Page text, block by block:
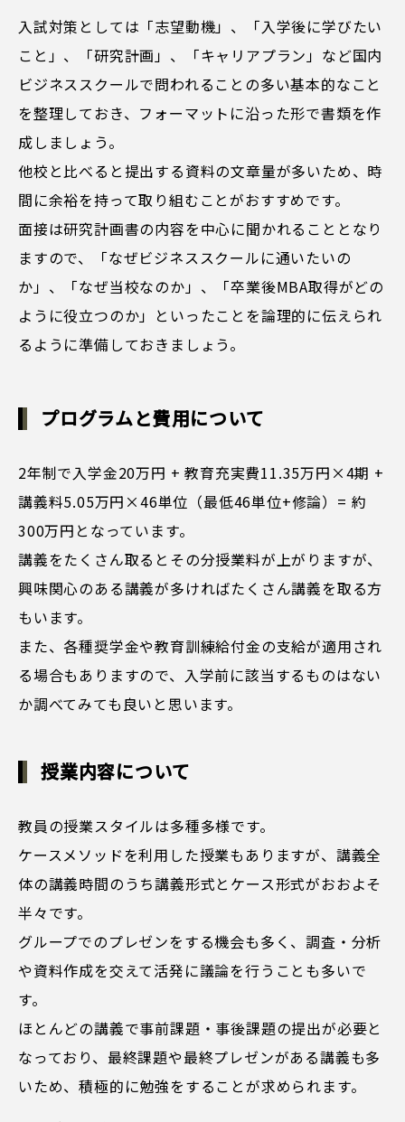
入試対策としては「志望動機」、「入学後に学びたい
こと」、「研究計画」、「キャリアプラン」など国内
ビジネススクールで問われることの多い基本的なこと
を整理しておき、フォーマットに沿った形で書類を作
成しましょう。
他校と比べると提出する資料の文章量が多いため、時
間に余裕を持って取り組むことがおすすめです。
面接は研究計画書の内容を中心に聞かれることとなり
ますので、「なぜビジネススクールに通いたいの
か」、「なぜ当校なのか」、「卒業後MBA取得がどの
ように役立つのか」といったことを論理的に伝えられ
るように準備しておきましょう。
プログラムと費用について
2年制で入学金20万円 + 教育充実費11.35万円×4期 +
講義料5.05万円×46単位（最低46単位+修論）= 約
300万円となっています。
講義をたくさん取るとその分授業料が上がりますが、
興味関心のある講義が多ければたくさん講義を取る方
もいます。
また、各種奨学金や教育訓練給付金の支給が適用され
る場合もありますので、入学前に該当するものはない
か調べてみても良いと思います。
授業内容について
教員の授業スタイルは多種多様です。
ケースメソッドを利用した授業もありますが、講義全
体の講義時間のうち講義形式とケース形式がおおよそ
半々です。
グループでのプレゼンをする機会も多く、調査・分析
や資料作成を交えて活発に議論を行うことも多いで
す。
ほとんどの講義で事前課題・事後課題の提出が必要と
なっており、最終課題や最終プレゼンがある講義も多
いため、積極的に勉強をすることが求められます。